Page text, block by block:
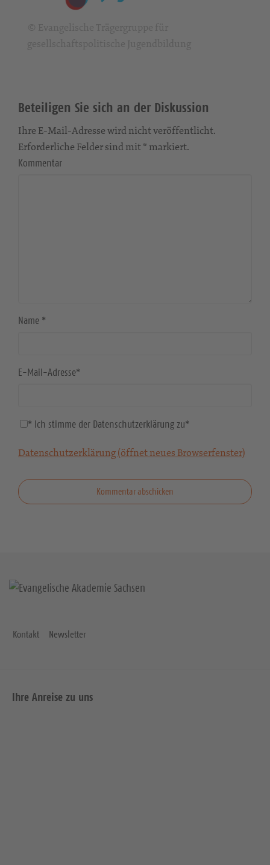
Beteiligen Sie sich an der Diskussion
Ihre E-Mail-Adresse wird nicht veröffentlicht.
Erforderliche Felder sind mit * markiert.
Kommentar
Name *
E-Mail-Adresse*
* Ich stimme der Datenschutzerklärung zu*
Datenschutzerklärung (öffnet neues Browserfenster)
Kontakt Newsletter
Ihre Anreise zu uns